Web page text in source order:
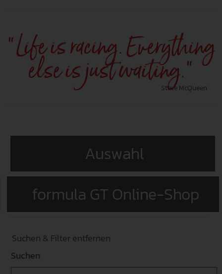
“Life is racing. Everything
else is just waiting.”
Steve McQueen
Auswahl
formula GT Online-Shop
Suchen & Filter entfernen
Suchen